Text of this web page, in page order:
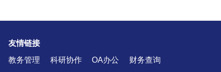
友情链接
教务管理
科研协作 OA办公
财务查询